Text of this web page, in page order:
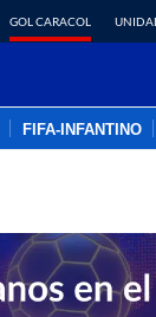
GOL CARACOL
FIFA-INFANTINO